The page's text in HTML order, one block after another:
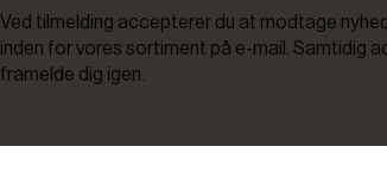
Ved tilmelding accepterer du at modtage
inden for vores sortiment på e-mail. Samtidig
framelde dig igen.